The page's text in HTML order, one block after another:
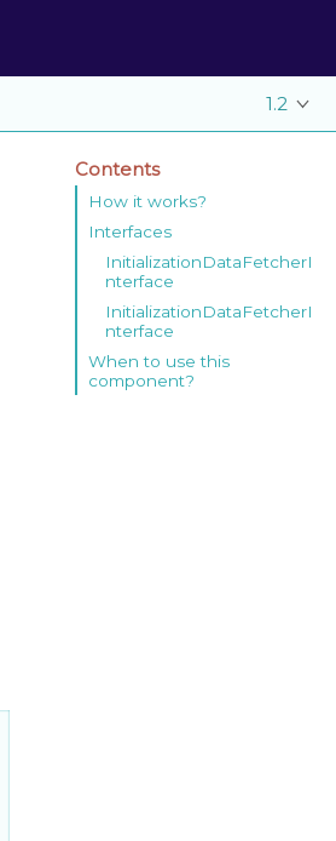
1.2
Contents
How it works?
Interfaces
InitializationDataFetcherI
nterface
InitializationDataFetcherI
nterface
When to use this
component?